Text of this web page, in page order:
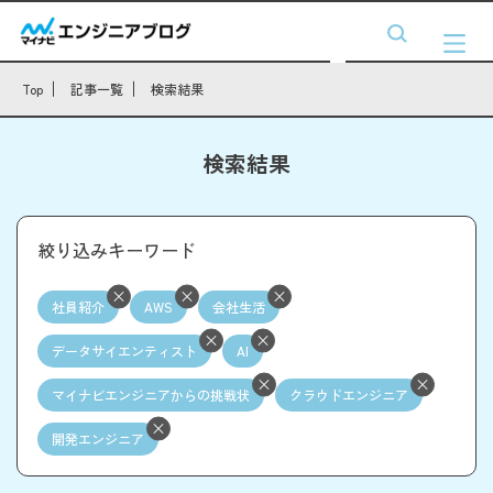
Top 記事一覧 検索結果
検索結果
絞り込みキーワード
社員紹介 AWS 会社生活
データサイエンティスト AI
マイナビエンジニアからの挑戦状 クラウドエンジニア
開発エンジニア